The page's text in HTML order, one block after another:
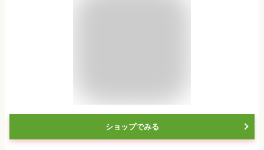
ショップでみる